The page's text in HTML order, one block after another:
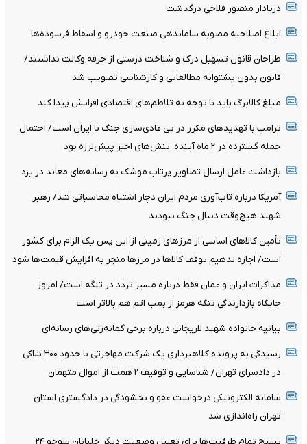
دریادار منصور فلاحی درگذشت
ابلاغ اصلاحیه مصوبه ساماندهی صنعت خودرو و اسقاط فرسوده‌ها
طراحان قانون تسهیل درک و شناخت درستی از حرفه وکالت نداشتند/
قانون بدون پشتوانه مطالعاتی و کارشناسی تصویب شد
مبلغ کالابرگ باید با توجه به تلاطم‌های اقتصادی افزایش پیدا کند
ترامپ با تهدیدهای مکرر در پی عادی‌سازی جنگ با ایران است/ احتمال
حمله گسترده در ۲ ماه آینده؛ تنش‌های اخیر پیش‌لرزه بود
بازداشت عامل ارسال تصاویر پرتاب موشک به رسانه‌های معاند در یزد
آمریکا درباره تاب‌آوری مردم ایران دچار اشتباه محاسباتی شد/ رهبر
شهید هیچ‌وقت دنبال جنگ نبودند
تأمین کالاهای اساسی از مرزهای زمینی از این پس یک الزام برای کشور
است/ اجازه ندهیم توقف کالاها در مرزها منجر به افزایش قیمت‌ها شود
مذاکرات ایران و عمان فقط درباره مسیر تردد در تنگه است/ امروز
جایگاه بازدارندگی تنگه هرمز از بمب اتم هم بالاتر است
بیانیه خانواده شهید لاریجانی درباره برخی گمانه‌زنی‌های رسانه‌ای
رسیدگی به پرونده کلاهبرداری یک شرکت مهاجرتی با حدود ۳۰۰ شاکی
در دادسرای تهران/ شناسایی و توقیف ۲ همت از اموال متهمان
سامانه الکترونیکی درخواست عفو و بخشودگی در دادگستری استان
تهران راه‌اندازی شد